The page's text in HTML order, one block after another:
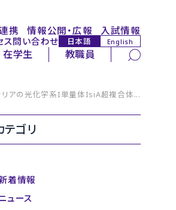
携 情報公開・広報 入試情報
ス問い合わせ 日本語 English
在学生 教職員
リアの光化学系I単量体IsiA超複合体...
テゴリ
着情報
ュース